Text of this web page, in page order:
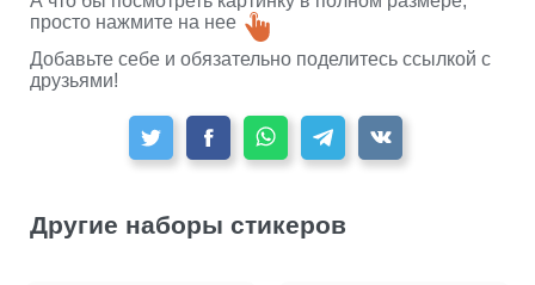
просто нажмите на нее
Добавьте себе и обязательно поделитесь ссылкой с
друзьями!
Другие наборы стикеров